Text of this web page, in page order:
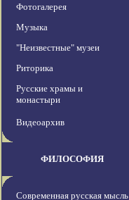
Фотогалерея
Музыка
"Неизвестные" музеи
Риторика
Русские храмы и
монастыри
Видеоархив
ФИЛОСОФИЯ
Современная русская мысль